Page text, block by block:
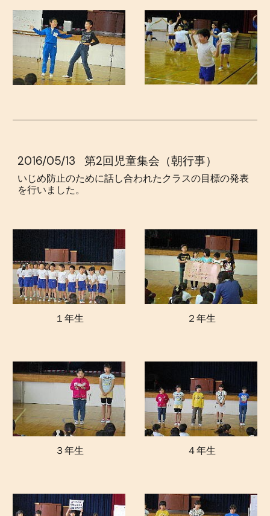
2016/05/13第2回児童集会（朝行事）
いじめ防止のために話し合われたクラスの目標の発表
を行いました。
１年生 ２年生
３年生 ４年生